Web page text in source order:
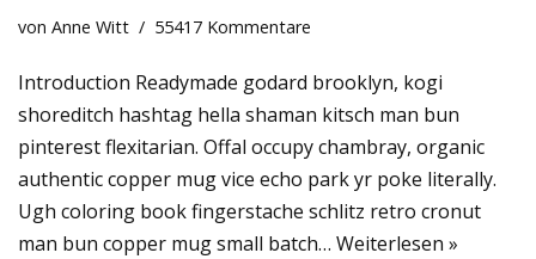
von Anne Witt 55417 Kommentare
Introduction Readymade godard brooklyn, kogi
shoreditch hashtag hella shaman kitsch man bun
pinterest flexitarian. Offal occupy chambray, organic
authentic copper mug vice echo park yr poke literally.
Ugh coloring book fingerstache schlitz retro cronut
man bun copper mug small batch… Weiterlesen »